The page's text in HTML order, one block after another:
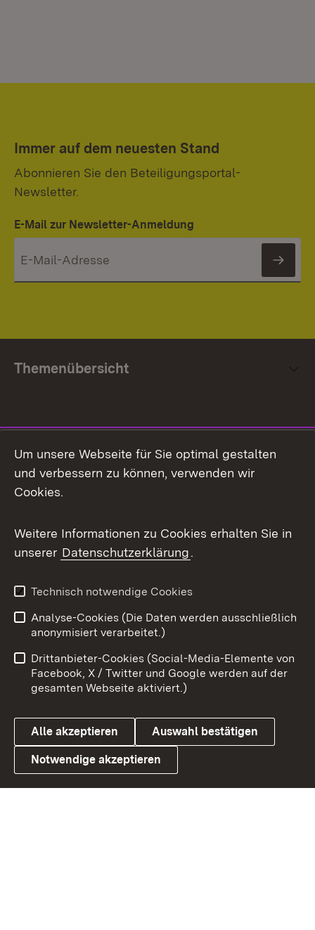
Immer auf dem neuesten Stand
Abonnieren Sie den Beteiligungsportal-
Newsletter.
E-Mail zur Newsletter-Anmeldung
Themenübersicht
Facebook
X / Twitter
Youtube
Link zum Landesportal
Impressum
Kontakt
Barrierefreiheit
Datenschutz
Cookies
Um unsere Webseite für Sie optimal gestalten
und verbessern zu können, verwenden wir
Cookies.
Weitere Informationen zu Cookies erhalten Sie in
unserer Datenschutzerklärung.
Technisch notwendige Cookies
Analyse-Cookies (Die Daten werden ausschließlich
anonymisiert verarbeitet.)
Drittanbieter-Cookies (Social-Media-Elemente von
Facebook, X / Twitter und Google werden auf der
gesamten Webseite aktiviert.)
Alle akzeptieren Auswahl bestätigen
Notwendige akzeptieren